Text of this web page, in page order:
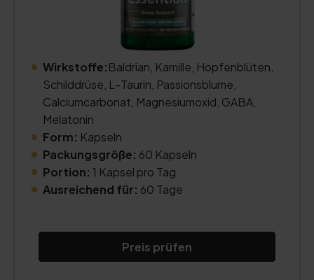
Wirkstoffe:Baldrian, Kamille, Hopfenblüten,
Schilddrüse, L-Taurin, Passionsblume,
Calciumcarbonat, Magnesiumoxid, GABA,
Melatonin
Form: Kapseln
Packungsgröße: 60 Kapseln
Portion: 1 Kapsel pro Tag
Ausreichend für: 60 Tage
Preis prüfen